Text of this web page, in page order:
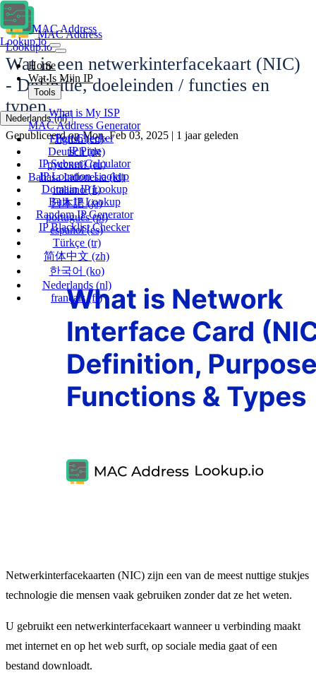
MAC Address
Lookup.io
MAC Address
Lookup.io
Home
Wat Is Mijn IP
Tools
What is My ISP
MAC Address Generator
Port Checker
IP Ping
IP Subnet Calculator
IP Location Lookup
Domain IP Lookup
Bulk IP Lookup
Random IP Generator
IP Blacklist Checker
Nederlands(nl)
English(en)
Deutsch(de)
русский(ru)
Bahasa Indonesia(id)
italiano(it)
日本語(ja)
português(pt)
español(es)
Türkçe (tr)
简体中文 (zh)
한국어 (ko)
Nederlands (nl)
français(fr)
Wat is een netwerkinterfacekaart (NIC)
- Definitie, doeleinden / functies en
typen
Gepubliceerd op Mon, Feb 03, 2025 | 1 jaar geleden
Netwerkinterfacekaarten (NIC) zijn een van de meest nuttige stukjes
technologie die mensen vaak gebruiken zonder dat ze het weten.
U gebruikt een netwerkinterfacekaart wanneer u verbinding maakt
met internet en op het web surft, op sociale media gaat of een
bestand downloadt.